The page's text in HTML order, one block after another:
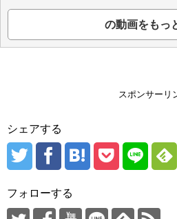
の動画をもっ
スポンサーリ
シェアする
フォローする